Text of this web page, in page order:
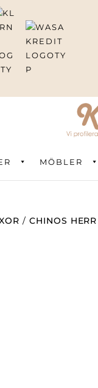
MÖBLER
/ CHINOS HERR